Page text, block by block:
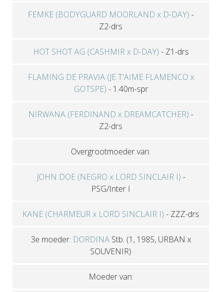
FEMKE (BODYGUARD MOORLAND x D-DAY) -
Z2-drs
HOT SHOT AG (CASHMIR x D-DAY) - Z1-drs
FLAMING DE PRAVIA (JE T'AIME FLAMENCO x
GOTSPE) - 1.40m-spr
NIRWANA (FERDINAND x DREAMCATCHER) -
Z2-drs
Overgrootmoeder van:
JOHN DOE (NEGRO x LORD SINCLAIR I) -
PSG/Inter I
KANE (CHARMEUR x LORD SINCLAIR I) - ZZZ-drs
3e moeder: DORDINA Stb. (1, 1985, URBAN x
SOUVENIR)
Moeder van: